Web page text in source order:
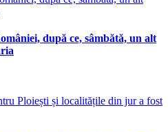
după ce, sâmbătă, un alt